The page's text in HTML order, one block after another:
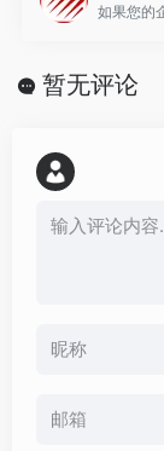
如果您的
暂无评论